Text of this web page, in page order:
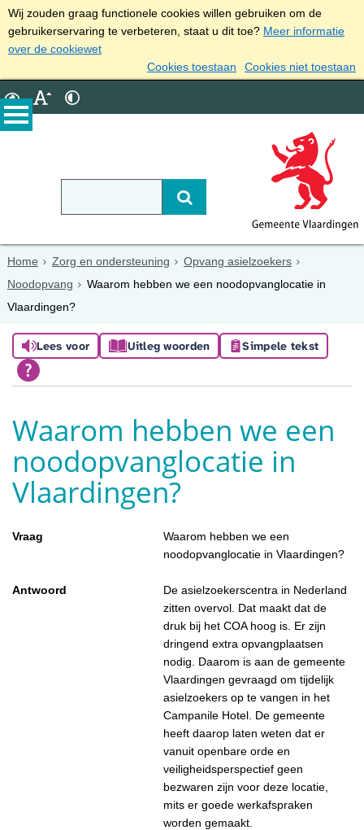
Wij zouden graag functionele cookies willen gebruiken om de
gebruikerservaring te verbeteren, staat u dit toe? Meer informatie
over de cookiewet
Cookies toestaan
Cookies niet toestaan
Home Zorg en ondersteuning
Opvang asielzoekers
Noodopvang
Waarom hebben we een noodopvanglocatie in
Vlaardingen?
Lees voor Uitleg woorden Simpele tekst
Waarom hebben we een
noodopvanglocatie in
Vlaardingen?
Vraag
Waarom hebben we een
noodopvanglocatie in Vlaardingen?
Antwoord
De asielzoekerscentra in Nederland
zitten overvol. Dat maakt dat de
druk bij het COA hoog is. Er zijn
dringend extra opvangplaatsen
nodig. Daarom is aan de gemeente
Vlaardingen gevraagd om tijdelijk
asielzoekers op te vangen in het
Campanile Hotel. De gemeente
heeft daarop laten weten dat er
vanuit openbare orde en
veiligheidsperspectief geen
bezwaren zijn voor deze locatie,
mits er goede werkafspraken
worden gemaakt.